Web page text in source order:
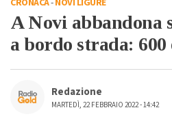
CRONACA-NOVI LIGURE
A Novi
a bordo strada:
Redazione
MARTEDÌ, 22 FEBBRAIO 2022 - 14:42